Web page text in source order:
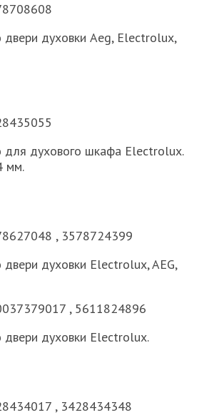
двери духовки Aeg, Electrolux,
для духового шкафа Electrolux.
мм.
, 3578724399
духовки Electrolux, AEG,
, 5611824896
двери духовки Electrolux.
, 3428434348